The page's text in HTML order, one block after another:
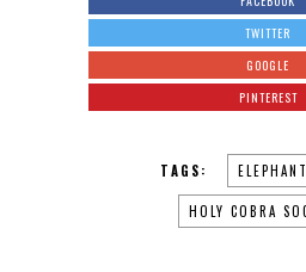
TWITTER
GOOGLE
PINTEREST
TAGS:
HOLY COBRA